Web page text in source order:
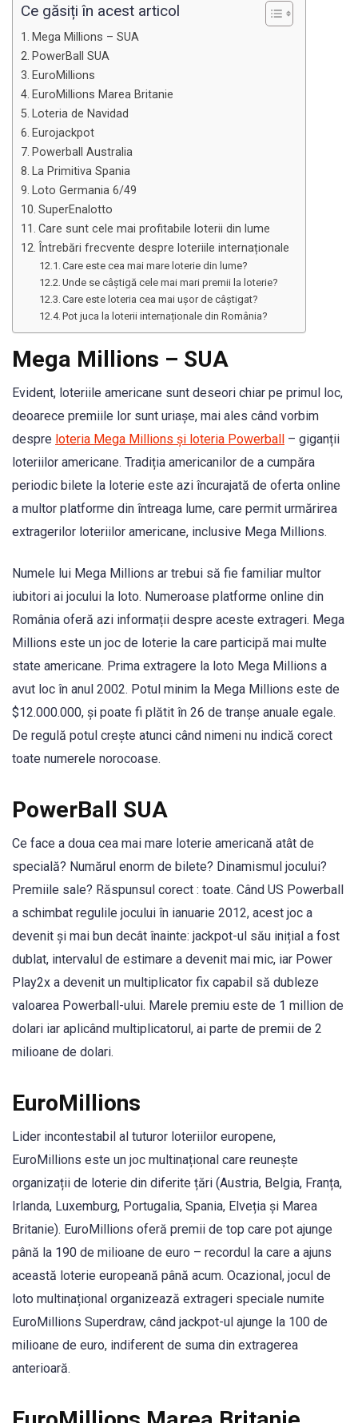
Ce găsiți în acest articol
Mega Millions – SUA
PowerBall SUA
EuroMillions
EuroMillions Marea Britanie
Loteria de Navidad
Eurojackpot
Powerball Australia
La Primitiva Spania
Loto Germania 6/49
SuperEnalotto
Care sunt cele mai profitabile loterii din lume
Întrebări frecvente despre loteriile internaționale
Care este cea mai mare loterie din lume?
Unde se câștigă cele mai mari premii la loterie?
Care este loteria cea mai ușor de câștigat?
Pot juca la loterii internaționale din România?
Mega Millions – SUA
Evident, loteriile americane sunt deseori chiar pe primul loc,
deoarece premiile lor sunt uriașe, mai ales când vorbim
despre loteria Mega Millions și loteria Powerball – giganții
loteriilor americane. Tradiția americanilor de a cumpăra
periodic bilete la loterie este azi încurajată de oferta online
a multor platforme din întreaga lume, care permit urmărirea
extragerilor loteriilor americane, inclusive Mega Millions.
Numele lui Mega Millions ar trebui să fie familiar multor
iubitori ai jocului la loto. Numeroase platforme online din
România oferă azi informații despre aceste extrageri. Mega
Millions este un joc de loterie la care participă mai multe
state americane. Prima extragere la loto Mega Millions a
avut loc în anul 2002. Potul minim la Mega Millions este de
$12.000.000, și poate fi plătit în 26 de tranșe anuale egale.
De regulă potul crește atunci când nimeni nu indică corect
toate numerele norocoase.
PowerBall SUA
Ce face a doua cea mai mare loterie americană atât de
specială? Numărul enorm de bilete? Dinamismul jocului?
Premiile sale? Răspunsul corect : toate. Când US Powerball
a schimbat regulile jocului în ianuarie 2012, acest joc a
devenit și mai bun decât înainte: jackpot-ul său inițial a fost
dublat, intervalul de estimare a devenit mai mic, iar Power
Play2x a devenit un multiplicator fix capabil să dubleze
valoarea Powerball-ului. Marele premiu este de 1 million de
dolari iar aplicând multiplicatorul, ai parte de premii de 2
milioane de dolari.
EuroMillions
Lider incontestabil al tuturor loteriilor europene,
EuroMillions este un joc multinațional care reunește
organizații de loterie din diferite țări (Austria, Belgia, Franța,
Irlanda, Luxemburg, Portugalia, Spania, Elveția și Marea
Britanie). EuroMillions oferă premii de top care pot ajunge
până la 190 de milioane de euro – recordul la care a ajuns
această loterie europeană până acum. Ocazional, jocul de
loto multinațional organizează extrageri speciale numite
EuroMillions Superdraw, când jackpot-ul ajunge la 100 de
milioane de euro, indiferent de suma din extragerea
anterioară.